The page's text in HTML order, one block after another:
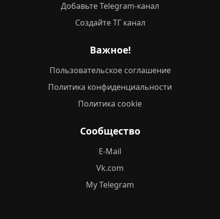
Добавьте Telegram-канал
Создайте ТГ канал
Важное!
Пользовательское соглашение
Политика конфиденциальности
Политика cookie
Сообщество
E-Mail
Vk.com
My Telegram